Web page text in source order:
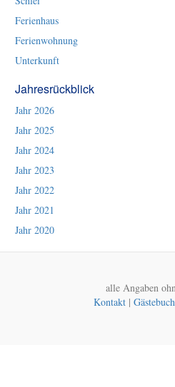
Ferienhaus
Ferienwohnung
Unterkunft
Jahresrückblick
Jahr 2026
Jahr 2025
Jahr 2024
Jahr 2023
Jahr 2022
Jahr 2021
Jahr 2020
alle Angaben
Kontakt| Gästebuch